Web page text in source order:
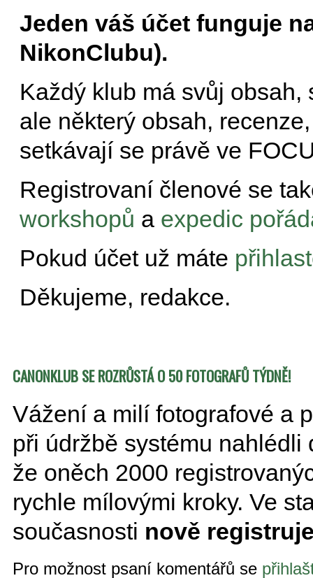
Jeden váš účet funguje
NikonClubu).
Každý klub má svůj
ale některý obsah,
setkávají se právě ve
Registrovaní členové se
workshopů a expedic
Pokud účet už máte
Děkujeme, redakce.
CANONKLUB SE ROZRŮSTÁ O 50 FOTOGRAFŮ TÝDNĚ!
Vážení a milí fotografové a
při údržbě systému
že oněch 2000
rychle mílovými kroky. Ve
současnosti nově
Pro možnost psaní komentářů se